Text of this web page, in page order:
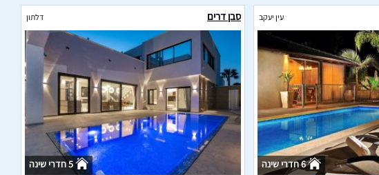
עין יעקב
6 חדרי שינה
סבן דרים דלתון
5 חדרי שינה